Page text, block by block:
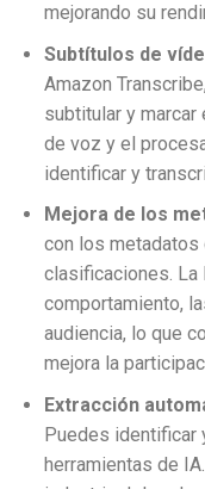
mejorando su
Subtítulos de
Amazon
subtitular y
de voz y el
identificar y
Mejora de los
con los metadatos
clasificaciones. La
comportamiento,
audiencia, lo que
mejora la
Extracción
Puedes identificar
herramientas de